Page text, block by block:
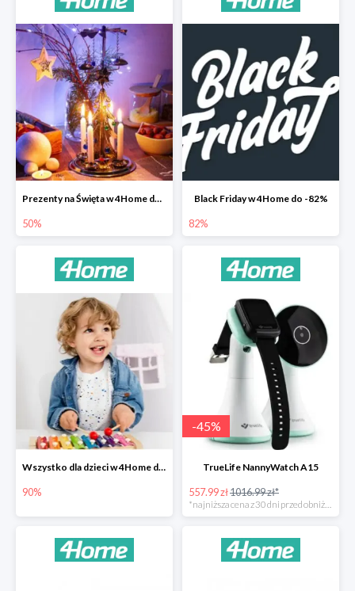
Prezenty na Święta w 4Home do -50%
50%
Black Friday w 4Home do -82%
82%
Wszystko dla dzieci w 4Home do -90%
90%
-45%
TrueLife NannyWatch A15
557.99 zł1016.99 zł*